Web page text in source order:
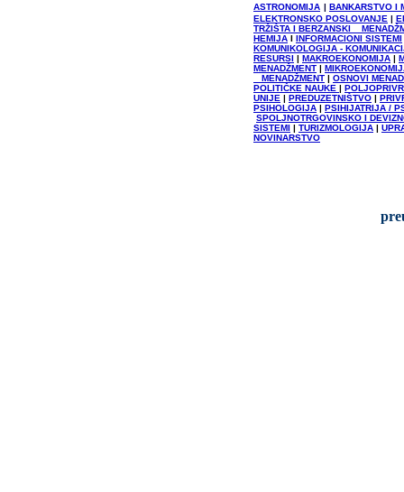
ASTRONOMIJA | BANKARSTVO I
ELEKTRONSKO POSLOVANJE |
TRŽIŠTA I BERZANSKI
HEMIJA I INFORMACIONI SISTEMI
KOMUNIKOLOGIJA -
RESURSI | MAKROEKONOMIJA |
MENADŽMENT |
MENADŽMENT | OSNOVI
POLITIČKE NAUKE |
UNIJE | PREDUZETNIŠTVO |
PSIHOLOGIJA | PSIHIJATRIJA /
SPOLJNOTRGOVINSKO I
SISTEMI | TURIZMOLOGIJA |
NOVINARSTVO